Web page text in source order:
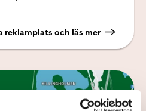
reklamplats och läs mer